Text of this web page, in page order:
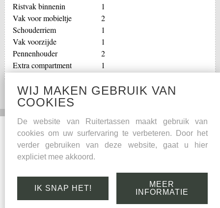
Ristvak binnenin
1
Vak voor mobieltje
2
Schouderriem
1
Vak voorzijde
1
Pennenhouder
2
Extra compartment
1
Social Media
Facebook
Overige
Onderhoudstips
Links
WIJ MAKEN GEBRUIK VAN
COOKIES
De website van Ruitertassen maakt gebruik van
cookies om uw surfervaring te verbeteren. Door het
verder gebruiken van deze website, gaat u hier
expliciet mee akkoord.
IK SNAP HET!
MEER
INFORMATIE